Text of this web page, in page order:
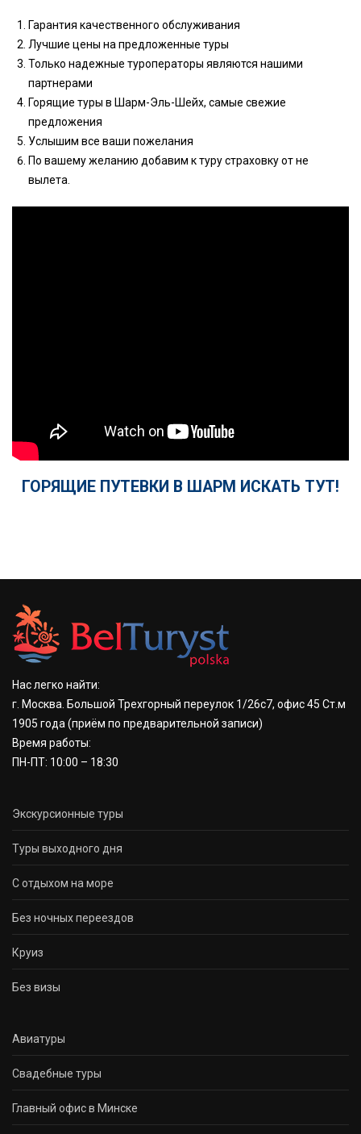
Гарантия качественного обслуживания
Лучшие цены на предложенные туры
Только надежные туроператоры являются нашими
партнерами
Горящие туры в Шарм-Эль-Шейх, самые свежие
предложения
Услышим все ваши пожелания
По вашему желанию добавим к туру страховку от не
вылета.
ГОРЯЩИЕ ПУТЕВКИ В ШАРМ ИСКАТЬ ТУТ!
Нас легко найти:
г. Москва. Большой Трехгорный переулок 1/26с7, офис 45 Ст.м
1905 года(приём по предварительной записи)
Время работы:
ПН-ПТ: 10:00 – 18:30
Экскурсионные туры
Туры выходного дня
С отдыхом на море
Без ночных переездов
Круиз
Без визы
Авиатуры
Свадебные туры
Главный офис в Минске